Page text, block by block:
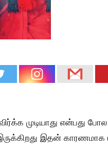
முடியாது என்பது
இதன்